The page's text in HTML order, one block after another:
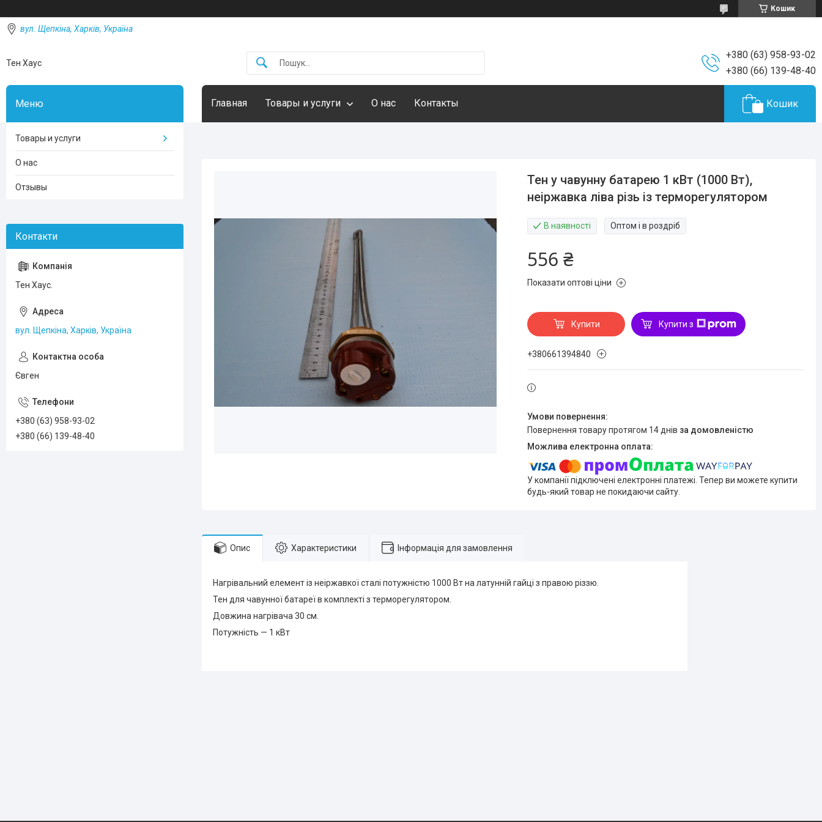
Кошик
вул. Щепкіна, Харків, Україна
Тен Хаус
+380 (63) 958-93-02
+380 (66) 139-48-40
Главная Товары и услуги О нас Контакты Кошик
Тен у чавунну батарею 1 кВт (1000 Вт),
неіржавка ліва різь із терморегулятором
В наявності Оптом і в роздріб
556 ₴
Показати оптові ціни
Купити Купити з
+380661394840
повернення товару протягом 14 днів за домовленістю
У компанії підключені електронні платежі. Тепер ви можете купити
будь-який товар не покидаючи сайту.
Опис Характеристики Інформація для замовлення
Нагрівальний елемент із неіржавкої сталі потужністю 1000 Вт на латунній гайці з правою різзю.
Тен для чавунної батареї в комплекті з терморегулятором.
Довжина нагрівача 30 см.
Потужність — 1 кВт
Товары и услуги
О нас
Отзывы
Тен Хаус.
вул. Щепкіна, Харків, Україна
Євген
+380 (63) 958-93-02
+380 (66) 139-48-40